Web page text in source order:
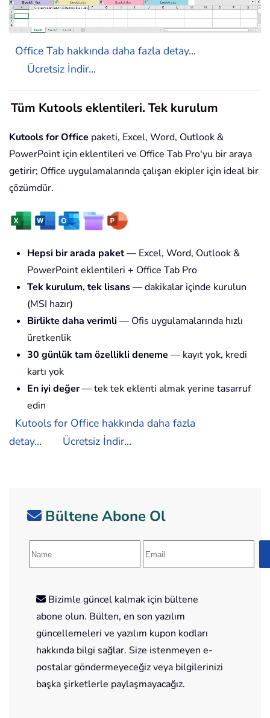
Office Tab hakkında daha fazla detay...
Ücretsiz İndir...
Tüm Kutools eklentileri. Tek kurulum
Kutools for Office paketi, Excel, Word, Outlook &
PowerPoint için eklentileri ve Office Tab Pro'yu bir araya
getirir; Office uygulamalarında çalışan ekipler için ideal bir
çözümdür.
Hepsi bir arada paket— Excel, Word, Outlook &
PowerPoint eklentileri + Office Tab Pro
Tek kurulum, tek lisans— dakikalar içinde kurulun
(MSI hazır)
Birlikte daha verimli — Ofis uygulamalarında hızlı
üretkenlik
30 günlük tam özellikli deneme — kayıt yok, kredi
kartı yok
En iyi değer— tek tek eklenti almak yerine tasarruf
edin
Kutools for Office hakkında daha fazla
detay...
Ücretsiz İndir...
Bültene Abone Ol
Bizimle güncel kalmak için bültene
abone olun. Bülten, en son yazılım
güncellemeleri ve yazılım kupon kodları
hakkında bilgi sağlar. Size istenmeyen e-
postalar göndermeyeceğiz veya bilgilerinizi
başka şirketlerle paylaşmayacağız.